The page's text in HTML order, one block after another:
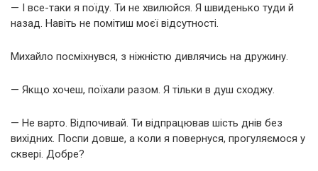
— І все-таки я поїду. Ти не хвилюйся. Я швиденько туди й
назад. Навіть не помітиш моєї відсутності.
Михайло посміхнувся, з ніжністю дивлячись на дружину.
— Якщо хочеш, поїхали разом. Я тільки в душ сходжу.
— Не варто. Відпочивай. Ти відпрацював шість днів без
вихідних. Поспи довше, а коли я повернуся, прогуляємося у
сквері. Добре?